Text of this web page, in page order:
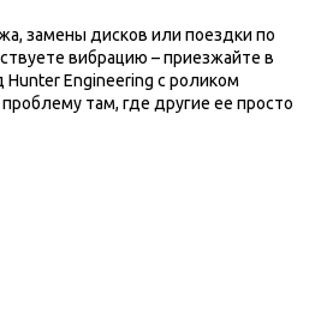
замены дисков или поездки по
вибрацию – приезжайте в
Engineering с роликом
там, где другие ее просто